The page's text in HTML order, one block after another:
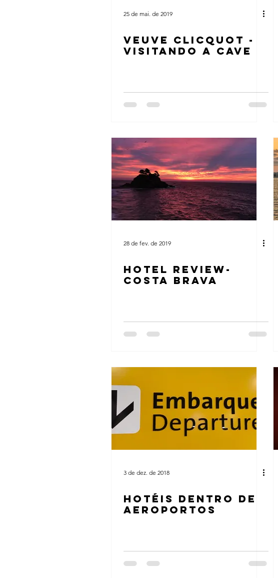
25 de mai. de 2019
VEUVE CLICQUOT -
VISITANDO A CAVE
28 de fev. de 2019
HOTEL REVIEW-
COSTA BRAVA
3 de dez. de 2018
HOTÉIS DENTRO DE
AEROPORTOS